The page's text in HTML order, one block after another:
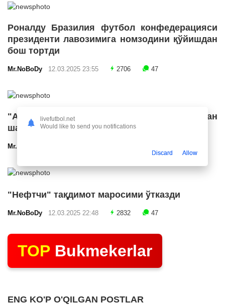
Роналду Бразилия футбол конфедерацияси
президенти лавозимига номзодини қўйишдан
бош тортди
Mr.NoBoDy 12.03.2025 23:55 2706 47
"Арсенал" икки ярим ҳимоячи билан
шартнома имзолашга яқин
Mr.NoBoDy
"Нефтчи" тақдимот маросими ўтказди
Mr.NoBoDy 12.03.2025 22:48 2832 47
TOP Bukmekerlar
ENG KO'P O'QILGAN POSTLAR
livefutbol.net
Would like to send you notifications
Discard Allow